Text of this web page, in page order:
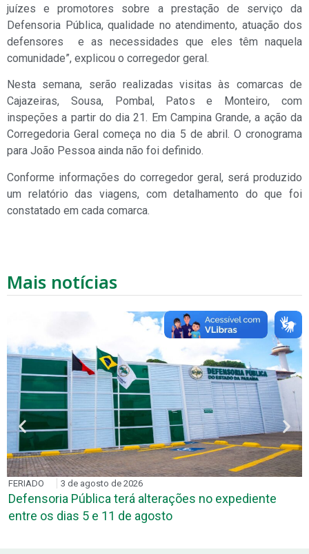
juízes e promotores sobre a prestação de serviço da
Defensoria Pública, qualidade no atendimento, atuação dos
defensores e as necessidades que eles têm naquela
comunidade”, explicou o corregedor geral.
Nesta semana, serão realizadas visitas às comarcas de
Cajazeiras, Sousa, Pombal, Patos e Monteiro, com
inspeções a partir do dia 21. Em Campina Grande, a ação da
Corregedoria Geral começa no dia 5 de abril. O cronograma
para João Pessoa ainda não foi definido.
Conforme informações do corregedor geral, será produzido
um relatório das viagens, com detalhamento do que foi
constatado em cada comarca.
Mais notícias
FERIADO 3 de agosto de 2026
Defensoria Pública terá alterações no expediente
entre os dias 5 e 11 de agosto